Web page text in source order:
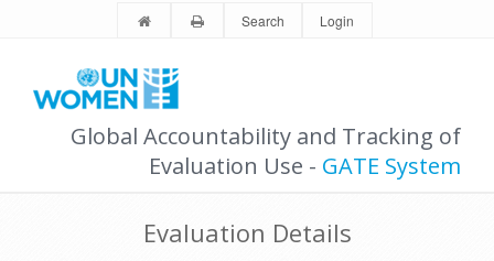
Search Login
Global Accountability and Tracking of
Evaluation Use - GATE System
Evaluation Details